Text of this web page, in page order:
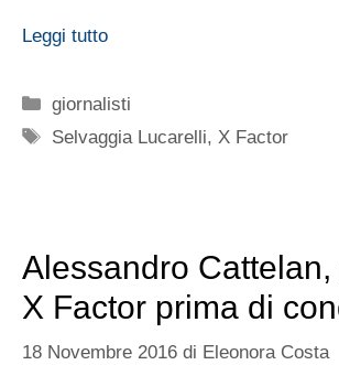
Leggi tutto
Categorie
giornalisti
Tag
Selvaggia Lucarelli, X Factor
Alessandro
X Factor prima di
18 Novembre 2016 di Eleonora Costa